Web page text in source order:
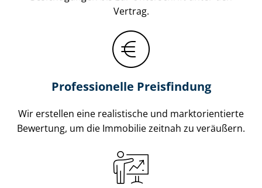
Vertrag.
Professionelle Preisfindung
Wir erstellen eine realistische und markt­ori­en­tier­te
Bewertung, um die Immobilie zeitnah zu veräußern.